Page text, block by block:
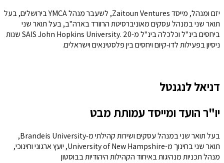
יזם ומנהל, מייסד Zaitoun Ventures, לשעבר מנהל YMCA בירושלים, בעל
תואר שני במנהל עסקים מאוניברסיטת הרוורד בארה"ב, בעל תואר שני
ביחסים בינ"ל וכלכלה בינ"ל מ-SAIS John Hopkins University. 20 שנות
ניסיון בפעילות לדו-קיום ויחסים בין פלסטינאים וישראלים.
דניאל לנגנטל
יו"ר הועד ומייסד עמותת מבט
בעל תואר שני במנהל עסקים ושירות קהילתי מ-Brandeis University,
תואר שני בחינוך מ-University of New Hampshire, יועץ ארגוני וחינוכי,
מנהל תכניות מנהיגות באיחוד הקהילות היהודיות בבוסטון